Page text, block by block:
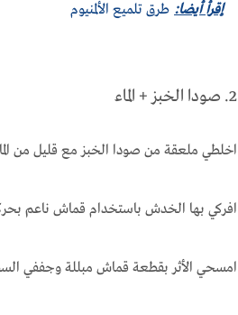
إقرأ أيضا: طرق تلميع الألمنيوم
2. صودا الخبز + الماء
اخلطي ملعقة من صودا الخبز مع قليل من
افركي بها الخدش باستخدام قماش ناعم
امسحي الأثر بقطعة قماش مبللة وجففي